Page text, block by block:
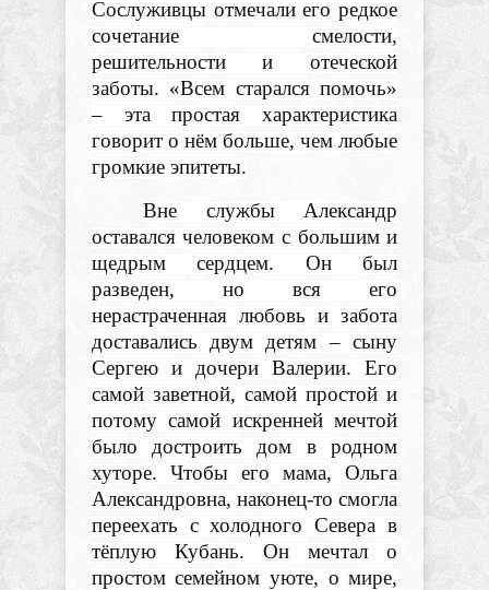
Сослуживцы отмечали его редкое
сочетание смелости,
решительности и отеческой
заботы. «Всем старался помочь»
– эта простая характеристика
говорит о нём больше, чем любые
громкие эпитеты.
Вне службы Александр
оставался человеком с большим и
щедрым сердцем. Он был
разведен, но вся его
нерастраченная любовь и забота
доставались двум детям – сыну
Сергею и дочери Валерии. Его
самой заветной, самой простой и
потому самой искренней мечтой
было достроить дом в родном
хуторе. Чтобы его мама, Ольга
Александровна, наконец-то смогла
переехать с холодного Севера в
тёплую Кубань. Он мечтал о
простом семейном уюте, о мире,